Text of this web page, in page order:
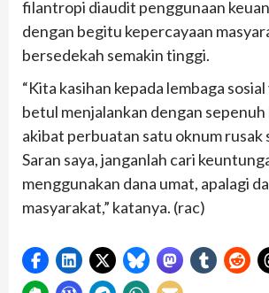
filantropi diaudit penggunaan
dengan begitu kepercayaan
bersedekah semakin tinggi.
“Kita kasihan kepada lembaga
betul menjalankan dengan sepenuh
akibat perbuatan satu oknum rusak
Saran saya, janganlah cari
menggunakan dana umat, apalagi
masyarakat,” katanya. (rac)